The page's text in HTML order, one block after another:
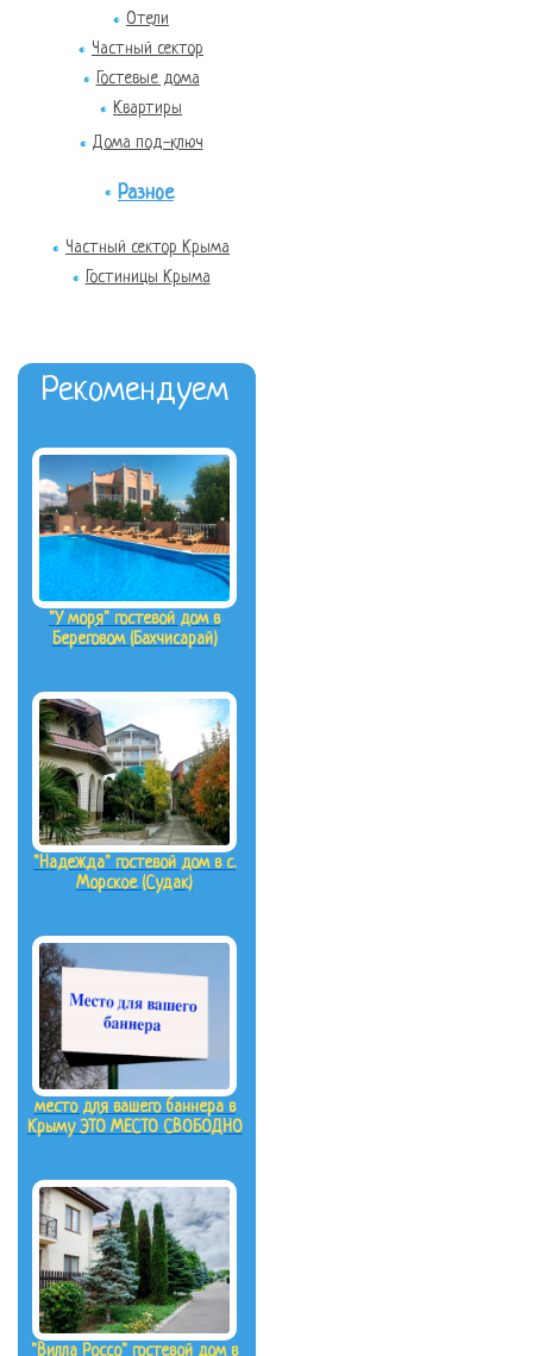
Отели
Частный сектор
Гостевые дома
Квартиры
Дома под-ключ
Разное
Частный сектор Крыма
Гостиницы Крыма
Рекомендуем
"У моря" гостевой дом в
Береговом (Бахчисарай)
"Надежда" гостевой дом в с.
Морское (Судак)
место для вашего баннера в
Крыму ЭТО МЕСТО СВОБОДНО
"Вилла Россо" гостевой дом в